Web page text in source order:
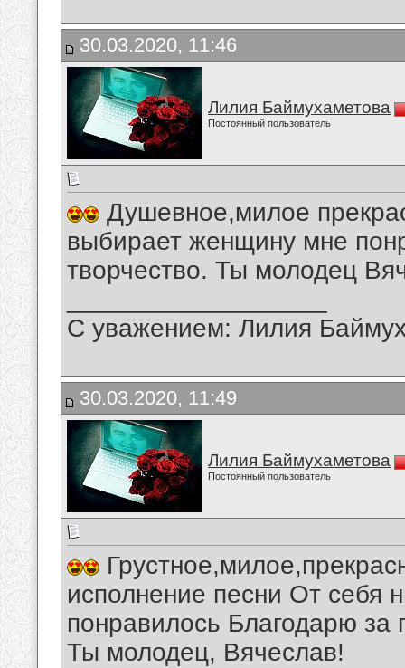
30.03.2020, 11:46
Лилия Баймухаметова
Постоянный пользователь
Душевное,милое
выбирает женщину мне
творчество. Ты молодец
С уважением: Лилия
30.03.2020, 11:49
Лилия Баймухаметова
Постоянный пользователь
исполнение песни От себя
понравилось Благодарю за
Ты молодец, Вячеслав!